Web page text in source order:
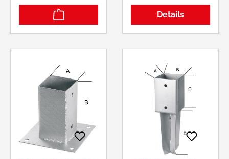
für eine
baukonstruktive
Fassaden- und
Terrassenoberfläche
n, rückstaufrei • Als
Kontroll- und
Reinigungseinrichtun
Türanschlusshöhen •
Zur Umsetzung
Details